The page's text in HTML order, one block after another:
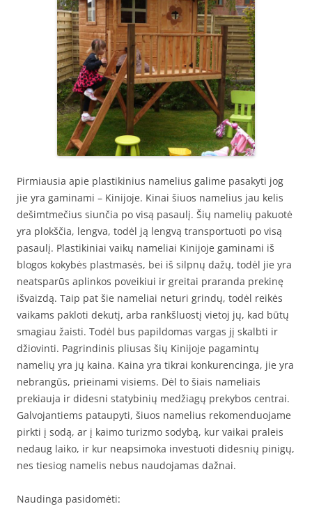
Pirmiausia apie plastikinius namelius galime pasakyti jog
jie yra gaminami – Kinijoje. Kinai šiuos namelius jau kelis
dešimtmečius siunčia po visą pasaulį. Šių namelių pakuotė
yra plokščia, lengva, todėl ją lengvą transportuoti po visą
pasaulį. Plastikiniai vaikų nameliai Kinijoje gaminami iš
blogos kokybės plastmasės, bei iš silpnų dažų, todėl jie yra
neatsparūs aplinkos poveikiui ir greitai praranda prekinę
išvaizdą. Taip pat šie nameliai neturi grindų, todėl reikės
vaikams pakloti dekutį, arba rankšluostį vietoj jų, kad būtų
smagiau žaisti. Todėl bus papildomas vargas jį skalbti ir
džiovinti. Pagrindinis pliusas šių Kinijoje pagamintų
namelių yra jų kaina. Kaina yra tikrai konkurencinga, jie yra
nebrangūs, prieinami visiems. Dėl to šiais nameliais
prekiauja ir didesni statybinių medžiagų prekybos centrai.
Galvojantiems pataupyti, šiuos namelius rekomenduojame
pirkti į sodą, ar į kaimo turizmo sodybą, kur vaikai praleis
nedaug laiko, ir kur neapsimoka investuoti didesnių pinigų,
nes tiesiog namelis nebus naudojamas dažnai.
Naudinga pasidomėti: